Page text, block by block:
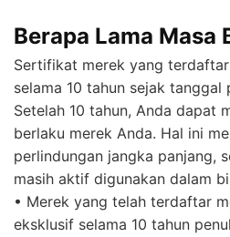
Berapa Lama Masa
Sertifikat merek yang
selama 10 tahun sejak tanggal
Setelah 10 tahun, Anda dapat
berlaku merek Anda. Hal ini
perlindungan jangka panjang,
masih aktif digunakan dalam
• Merek yang telah terdaftar
eksklusif selama 10 tahun